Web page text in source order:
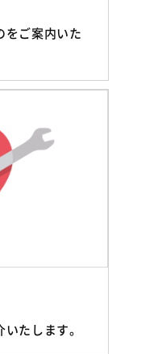
をご案内いた
たします。